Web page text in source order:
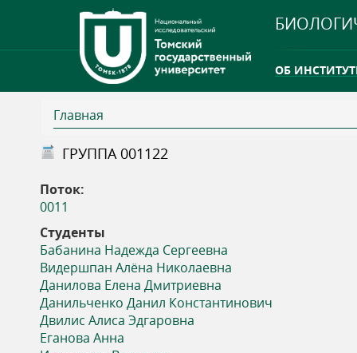
ОБ
В
ы
з
д
е
с
Главная
ГРУППА 001122
Поток:
0011
Студенты
Бабанина Надежда Сергеевна
Видершпан Алёна Николаевна
Данилова Елена Дмитриевна
Данильченко Данил Константинович
Двилис Алиса Эдгаровна
Еганова Анна